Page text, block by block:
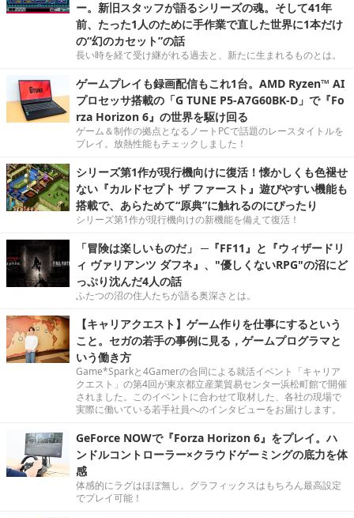
ー。新旧スタッフが語るシリーズの魂。そして41年
前、たった1人のために手作業で直した世界に1本だけ
の“幻のカセット”の話
長い時を経て受け継がれる過去と、新たに生まれるものとは。
ゲームプレイも録画配信もこれ1台。AMD Ryzen™ AI
プロセッサ搭載の「G TUNE P5-A7G60BK-D」で『Fo
rza Horizon 6』の世界を駆け回る
ゲーム＆制作の拠点となるノートPCで話題のレースタイトルを
プレイ。放熱性能もチェックしました！
シリーズ第1作が現行機向けに復活！懐かしくも色褪せ
ない『カルドセプト ザ ファースト』遊びやすい機能も
搭載で、あらためて“原典”に触れるのにぴったり
シリーズ第1作が現行機向けの新機能を備えて復活！
「冒険は楽しいものだ」 ─『FF11』と『ウィザードリ
ィ ヴァリアンツ ダフネ』、"優しくないRPG"の沼にど
っぷり沈んだ4人の話
ふたつの沼の住人たちが語る奥深さとは。
【キャリアクエスト】ゲーム作りを仕事にするという
こと。セガの若手の事例に見る，ゲームプログラマと
いう働き方
Game*Sparkと4Gamerの合同による就活イベント「キャリア
クエスト」の第4回が東京都立産業貿易センター浜松町館で開催
されました。このイベントに合わせて取材した、各社の現場で
実際に働いている若手社員へのインタビューをお届けします。
GeForce NOWで『Forza Horizon 6』をプレイ。ハ
ンドルコントローラー×クラウドゲーミングの底力を体
感
体感的にラグはほぼ無し。グラフィックスはもちろん最高設定
でプレイ可能！